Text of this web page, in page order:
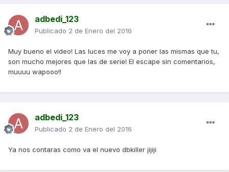
adbedi_123
Publicado 2 de Enero del 2016
Muy bueno el video! Las luces me voy a poner las mismas que tu,
son mucho mejores que las de serie! El escape sin comentarios,
muuuu wapooo!!
adbedi_123
Publicado 2 de Enero del 2016
Ya nos contaras como va el nuevo dbkiller jijiji